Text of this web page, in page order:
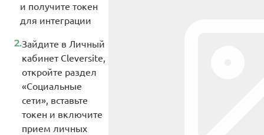
и получите токен
для интеграции
2.Зайдите в Личный
кабинет Cleversite,
откройте раздел
«Социальные
сети», вставьте
токен и включите
прием личных